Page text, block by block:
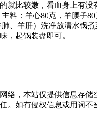
比较嫩，看血身上有
：羊心80克，羊腰子
、羊肝）洗净放清水锅
，起锅装盘即可。
，本站仅提供信息存
如有侵权信息或用词不